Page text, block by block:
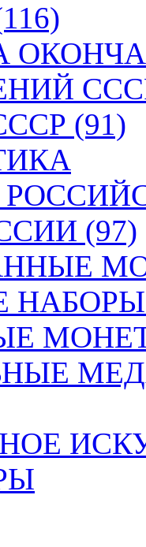
(91)
(97)
НАБОРЫ